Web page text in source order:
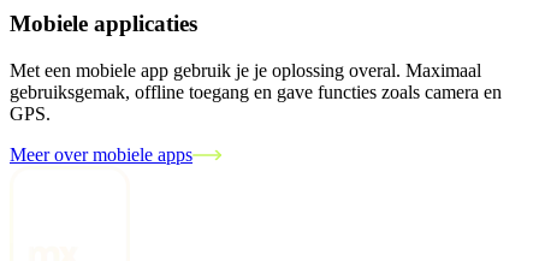
Mobiele applicaties
Met een mobiele app gebruik je je oplossing overal. Maximaal
gebruiksgemak, offline toegang en gave functies zoals camera en
GPS.
Meer over mobiele apps